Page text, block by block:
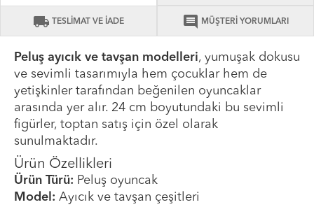
local_shipping TESLİMAT VE İADE comment MÜŞTERİ YORUMLARI
Peluş ayıcık ve tavşan modelleri, yumuşak dokusu
ve sevimli tasarımıyla hem çocuklar hem de
yetişkinler tarafından beğenilen oyuncaklar
arasında yer alır. 24 cm boyutundaki bu sevimli
figürler, toptan satış için özel olarak
sunulmaktadır.
Ürün Özellikleri
Ürün Türü: Peluş oyuncak
Model: Ayıcık ve tavşan çeşitleri